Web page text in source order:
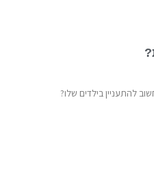
להתעניין בילדים שלו?